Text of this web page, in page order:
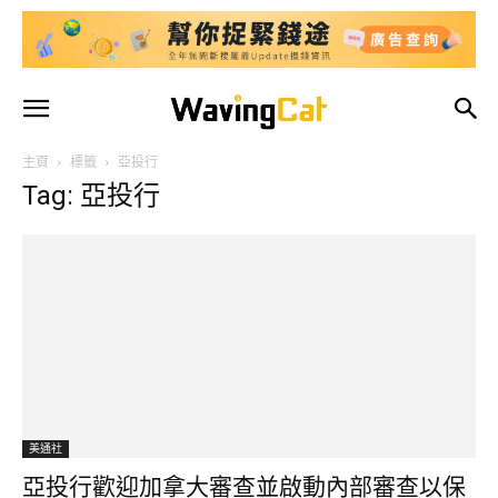
主頁 標籤 亞投行
Tag: 亞投行
美通社
亞投行歡迎加拿大審查並啟動內部審查以保